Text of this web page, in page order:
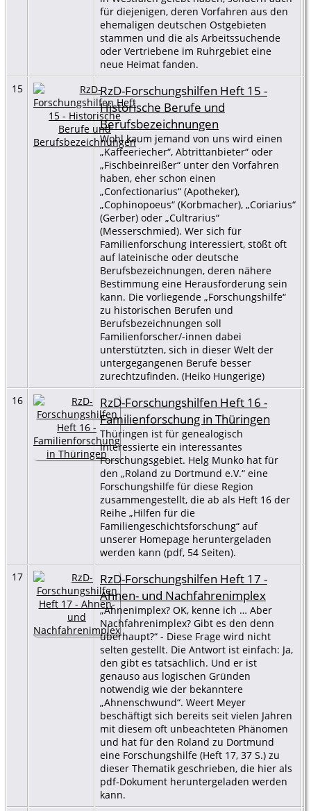
für diejenigen, deren Vorfahren aus den
ehemaligen deutschen Ostgebieten
stammen und die als Arbeitssuchende
oder Vertriebene im Ruhrgebiet eine
neue Heimat fanden.
15
RzD-Forschungshilfen Heft 15 -
Historische Berufe und
Berufsbezeichnungen
Wohl kaum jemand von uns wird einen
„Kaffeeriecher“, Abtrittanbieter“ oder
„Fischbeinreißer“ unter den Vorfahren
haben, eher schon einen
„Confectionarius“ (Apotheker),
„Cophinopoeus“ (Korbmacher), „Coriarius“
(Gerber) oder „Cultrarius“
(Messerschmied). Wer sich für
Familienforschung interessiert, stößt oft
auf lateinische oder deutsche
Berufsbezeichnungen, deren nähere
Bestimmung eine Herausforderung sein
kann. Die vorliegende „Forschungshilfe“
zu historischen Berufen und
Berufsbezeichnungen soll
Familienforscher/-innen dabei
unterstützten, sich in dieser Welt der
untergegangenen Berufe besser
zurechtzufinden. (Heiko Hungerige)
16
RzD-Forschungshilfen Heft 16 -
Familienforschung in Thüringen
Thüringen ist für genealogisch
Interessierte ein interessantes
Forschungsgebiet. Helg Munko hat für
den „Roland zu Dortmund e.V.“ eine
Forschungshilfe für diese Region
zusammengestellt, die ab als Heft 16 der
Reihe „Hilfen für die
Familiengeschichtsforschung“ auf
unserer Homepage heruntergeladen
werden kann (pdf, 54 Seiten).
17
RzD-Forschungshilfen Heft 17 -
Ahnen- und Nachfahrenimplex
„Ahnenimplex? OK, kenne ich … Aber
Nachfahrenimplex? Gibt es den denn
überhaupt?“ - Diese Frage wird nicht
selten gestellt. Die Antwort ist einfach: Ja,
den gibt es tatsächlich. Und er ist
genauso aus logischen Gründen
notwendig wie der bekanntere
„Ahnenschwund“. Weert Meyer
beschäftigt sich bereits seit vielen Jahren
mit diesem oft unbeachteten Phänomen
und hat für den Roland zu Dortmund
eine Forschungshilfe (Heft 17, 37 S.) zu
dieser Thematik geschrieben, die hier als
pdf-Dokument heruntergeladen werden
kann.